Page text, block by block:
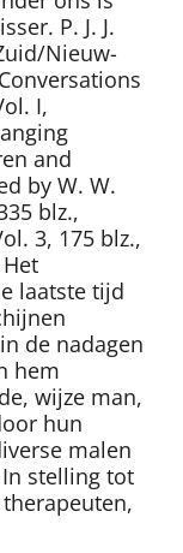
P. J. J.
Nieuw-
I,
and
by W. W.
blz.,
3, 175 blz.,
laatste tijd
de nadagen
hem
wijze man,
hun
malen
stelling tot
therapeuten,